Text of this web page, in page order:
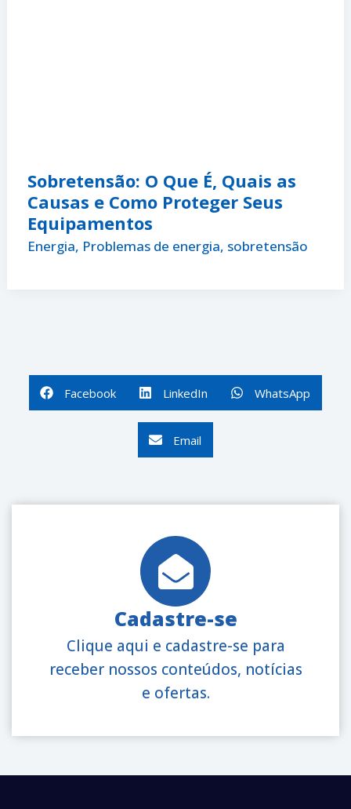
Sobretensão: O Que É, Quais as
Causas e Como Proteger Seus
Equipamentos
Energia, Problemas de energia, sobretensão
Facebook LinkedIn WhatsApp
Email
Cadastre-se
Clique aqui e cadastre-se para
receber nossos conteúdos, notícias
e ofertas.